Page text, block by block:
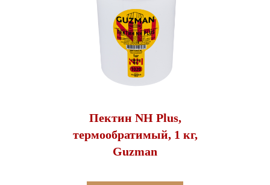
Пектин NH Plus,
термообратимый, 1 кг,
Guzman